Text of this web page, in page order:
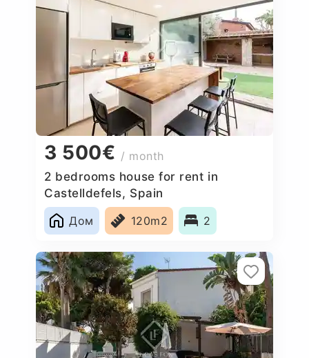
3 500€ / month
2 bedrooms house for rent in
Castelldefels, Spain
Дом
120m2 2